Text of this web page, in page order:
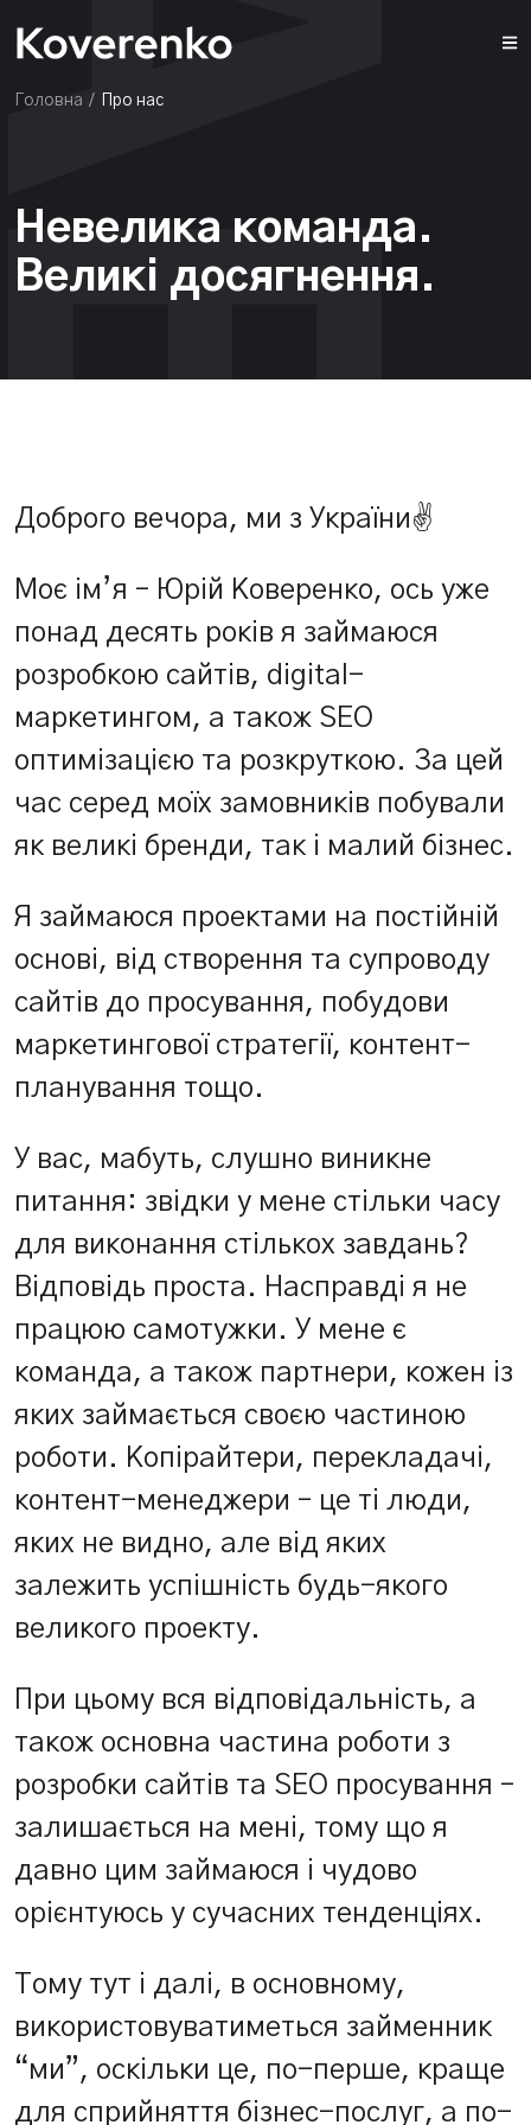
Головна / Про нас
Невелика команда.
Великі досягнення.
Доброго вечора, ми з України✌️
Моє ім’я – Юрій Коверенко, ось уже
понад десять років я займаюся
розробкою сайтів, digital-
маркетингом, а також SEO
оптимізацією та розкруткою. За цей
час серед моїх замовників побували
як великі бренди, так і малий бізнес.
Я займаюся проектами на постійній
основі, від створення та супроводу
сайтів до просування, побудови
маркетингової стратегії, контент-
планування тощо.
У вас, мабуть, слушно виникне
питання: звідки у мене стільки часу
для виконання стількох завдань?
Відповідь проста. Насправді я не
працюю самотужки. У мене є
команда, а також партнери, кожен із
яких займається своєю частиною
роботи. Копірайтери, перекладачі,
контент-менеджери – це ті люди,
яких не видно, але від яких
залежить успішність будь-якого
великого проекту.
При цьому вся відповідальність, а
також основна частина роботи з
розробки сайтів та SEO просування –
залишається на мені, тому що я
давно цим займаюся і чудово
орієнтуюсь у сучасних тенденціях.
Тому тут і далі, в основному,
використовуватиметься займенник
“ми”, оскільки це, по-перше, краще
для сприйняття бізнес-послуг, а по-